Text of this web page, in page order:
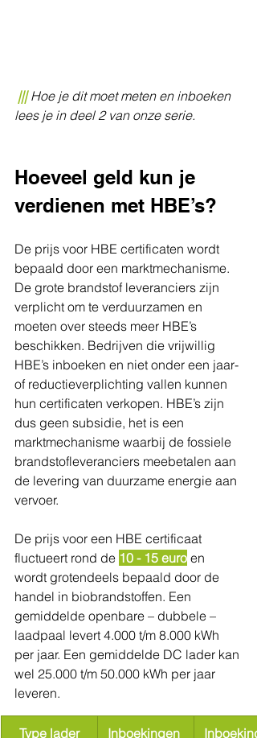
||| Hoe je dit moet meten en inboeken
lees je in deel 2 van onze serie.
Hoeveel geld kun je
verdienen met HBE’s?
De prijs voor HBE certificaten wordt
bepaald door een marktmechanisme.
De grote brandstof leveranciers zijn
verplicht om te verduurzamen en
moeten over steeds meer HBE’s
beschikken. Bedrijven die vrijwillig
HBE’s inboeken en niet onder een jaar-
of reductieverplichting vallen kunnen
hun certificaten verkopen. HBE’s zijn
dus geen subsidie, het is een
marktmechanisme waarbij de fossiele
brandstofleveranciers meebetalen aan
de levering van duurzame energie aan
vervoer.
De prijs voor een HBE certificaat
fluctueert rond de 10 - 15 euro en
wordt grotendeels bepaald door de
handel in biobrandstoffen. Een
gemiddelde openbare – dubbele –
laadpaal levert 4.000 t/m 8.000 kWh
per jaar. Een gemiddelde DC lader kan
wel 25.000 t/m 50.000 kWh per jaar
leveren.
Type lader Inboekingen